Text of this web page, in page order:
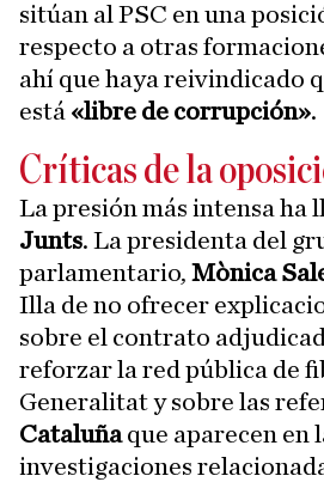
sitúan al PSC en una
respecto a otras
ahí que haya reivindicado
está «libre de corrupción».
Críticas de la
La presión más intensa ha
Junts. La presidenta del
parlamentario, Mònica
Illa de no ofrecer
sobre el contrato
reforzar la red pública de
Generalitat y sobre las
Cataluñaque aparecen en
investigaciones